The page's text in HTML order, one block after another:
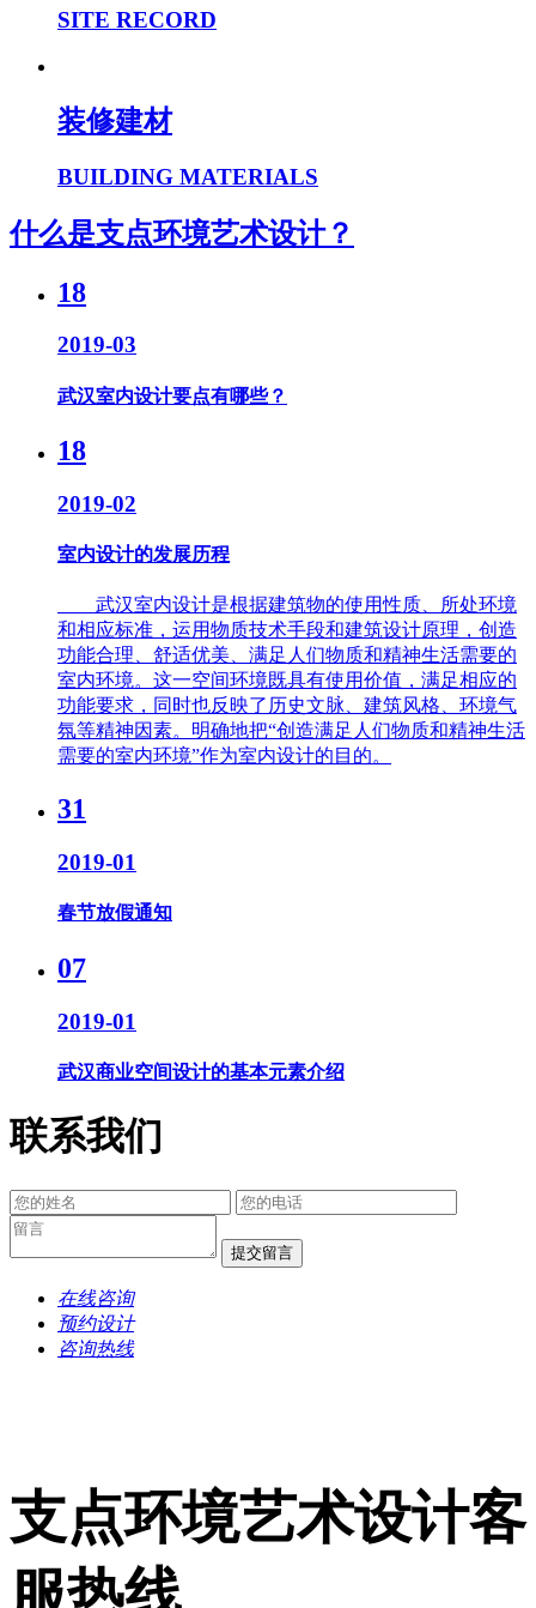
SITE RECORD
装修建材
BUILDING MATERIALS
什么是支点环境艺术设计？
18
2019-03
武汉室内设计要点有哪些？
18
2019-02
室内设计的发展历程
武汉室内设计是根据建筑物的使用性质、所处环境
和相应标准，运用物质技术手段和建筑设计原理，创造
功能合理、舒适优美、满足人们物质和精神生活需要的
室内环境。这一空间环境既具有使用价值，满足相应的
功能要求，同时也反映了历史文脉、建筑风格、环境气
氛等精神因素。明确地把“创造满足人们物质和精神生活
需要的室内环境”作为室内设计的目的。
31
2019-01
春节放假通知
07
2019-01
武汉商业空间设计的基本元素介绍
联系我们
提交留言
在线咨询
预约设计
咨询热线
支点环境艺术设计客
服热线